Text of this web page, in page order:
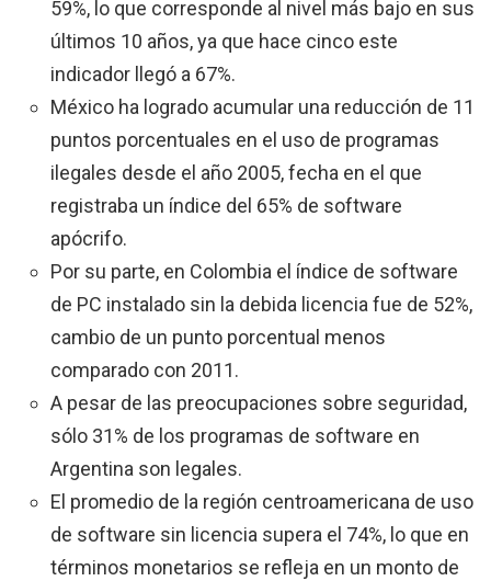
59%, lo que corresponde al nivel más bajo en sus
últimos 10 años, ya que hace cinco este
indicador llegó a 67%.
México ha logrado acumular una reducción de 11
puntos porcentuales en el uso de programas
ilegales desde el año 2005, fecha en el que
registraba un índice del 65% de software
apócrifo.
Por su parte, en Colombia el índice de software
de PC instalado sin la debida licencia fue de 52%,
cambio de un punto porcentual menos
comparado con 2011.
A pesar de las preocupaciones sobre seguridad,
sólo 31% de los programas de software en
Argentina son legales.
El promedio de la región centroamericana de uso
de software sin licencia supera el 74%, lo que en
términos monetarios se refleja en un monto de